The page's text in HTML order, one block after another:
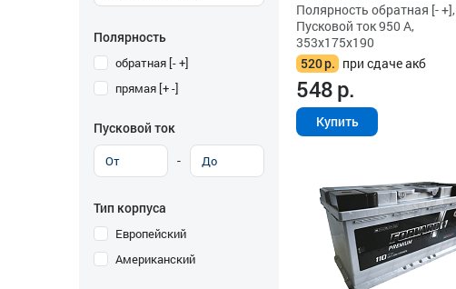
Полярность
обратная [- +]
прямая [+ -]
Пусковой ток
-
Тип корпуса
Европейский
Американский
Полярность обратная [- +],
Пусковой ток 950 А,
353x175x190
520р. при сдаче акб
548р.
Купить